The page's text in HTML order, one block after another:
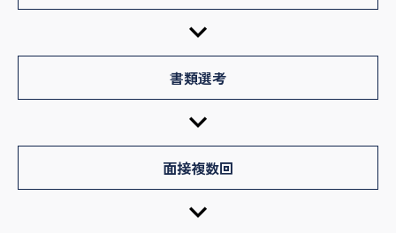
書類選考
面接複数回